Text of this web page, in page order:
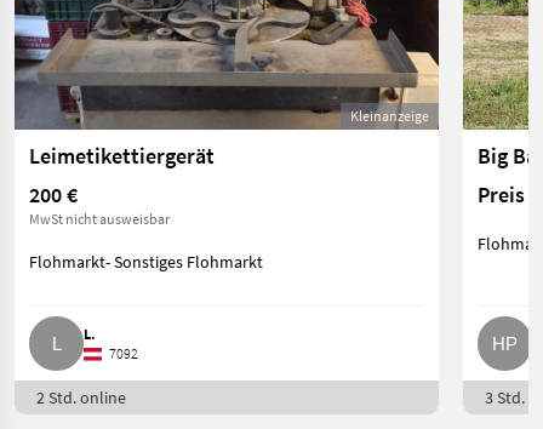
Kleinanzeige
Leimetikettiergerät
200 €
MwSt nicht ausweisbar
Flohmarkt- Sonstiges Flohmarkt
L.
7092
2 Std. online
Big
Preis
3 Std.